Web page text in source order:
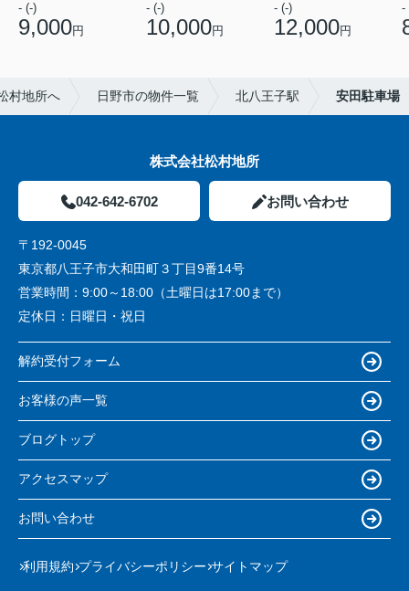
- (-)
9,000円
- (-)
10,000円
- (-)
12,000円
-
村地所へ 日野市の物件一覧 北八王子駅 安田駐車場
株式会社松村地所
042-642-6702 お問い合わせ
〒192-0045
東京都八王子市大和田町３丁目9番14号
営業時間： 9:00～18:00（土曜日は17:00まで）
定休日： 日曜日・祝日
解約受付フォーム
お客様の声一覧
ブログトップ
アクセスマップ
お問い合わせ
利用規約 プライバシーポリシー サイトマップ